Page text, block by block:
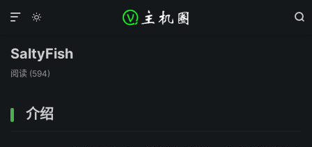



SaltyFish
阅读 (594)
介绍